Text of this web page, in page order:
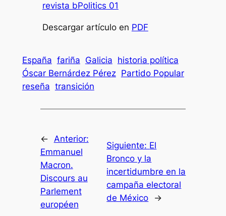
revista bPolitics 01
Descargar artículo en PDF
España fariña Galicia historia política
Óscar Bernárdez Pérez Partido Popular
reseña transición
←
Anterior:
Emmanuel
Macron.
Discours au
Parlement
européen
Siguiente: El
Bronco y la
incertidumbre en la
campaña electoral
de México
→